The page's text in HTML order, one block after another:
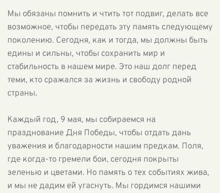
Мы обязаны помнить и чтить тот подвиг, делать все
возможное, чтобы передать эту память следующему
поколению. Сегодня, как и тогда, мы должны быть
едины и сильны, чтобы сохранить мир и
стабильность в нашем мире. Это наш долг перед
теми, кто сражался за жизнь и свободу родной
страны.
Каждый год, 9 мая, мы собираемся на
празднование Дня Победы, чтобы отдать дань
уважения и благодарности нашим предкам. Поля,
где когда-то гремели бои, сегодня покрыты
зеленью и цветами. Но память о тех событиях жива,
и мы не дадим ей угаснуть. Мы гордимся нашими